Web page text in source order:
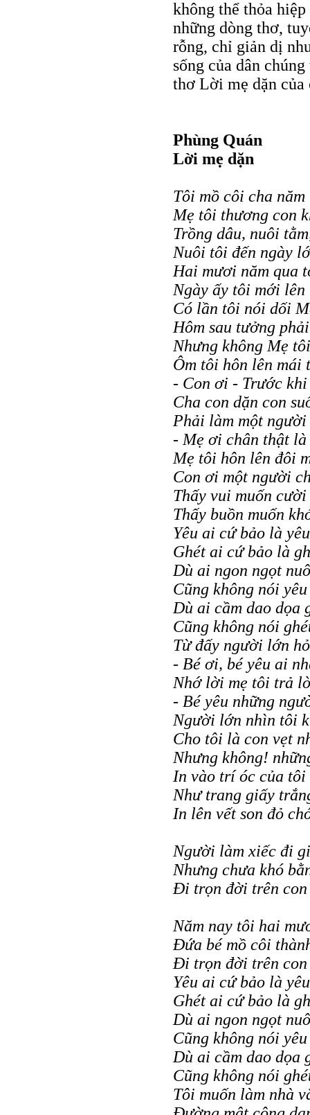
không thể thỏa
những dòng thơ,
rỗng, chỉ giản dị
sống của dân
thơ Lời mẹ dặn của
Phùng Quán
Lời mẹ dặn
Tôi mồ côi cha
Mẹ tôi thương con
Trồng dâu, nuôi
Nuôi tôi đến ngày
Hai mươi năm qua
Ngày ấy tôi mới lên
Có lần tôi nói dối
Hôm sau tưởng
Nhưng không Mẹ
Ôm tôi hôn lên mái
- Con ơi - Trước khi
Cha con dặn con
Phải làm một
- Mẹ ơi chân thật
Mẹ tôi hôn lên đôi
Con ơi một người
Thấy vui muốn
Thấy buồn muốn
Yêu ai cứ bảo là yêu
Ghét ai cứ bảo là
Dù ai ngon ngọt
Cũng không nói
Dù ai cầm dao dọa
Cũng không nói
Từ đấy người lớn
- Bé ơi, bé yêu ai
Nhớ lời mẹ tôi trả
- Bé yêu những
Người lớn nhìn tôi
Cho tôi là con vẹt
Nhưng không!
In vào trí óc của tôi
Như trang giấy
In lên vết son đỏ
Người làm xiếc đi
Nhưng chưa khó
Đi trọn đời trên con
Năm nay tôi hai
Đứa bé mồ côi
Đi trọn đời trên con
Yêu ai cứ bảo là yêu
Ghét ai cứ bảo là
Dù ai ngon ngọt
Cũng không nói
Dù ai cầm dao dọa
Cũng không nói
Tôi muốn làm nhà